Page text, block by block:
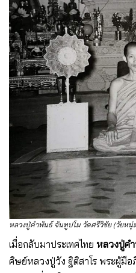
หลวงปู่คำพันธ์ จันทูปโม วัดศรีวิชัย (วัยหนุ่
เมื่อกลับมาประเทศไทย หลวงปู่ค
ศิษย์หลวงปู่วัง ฐิติสาโร พระผู้